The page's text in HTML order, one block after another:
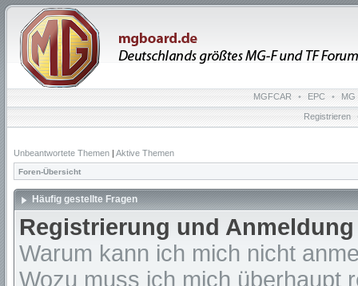
MGFCAR • EPC • MG
Registrieren
Unbeantwortete Themen | Aktive Themen
Foren-Übersicht
Häufig gestellte Fragen
Registrierung und Anmeldung
Warum kann ich mich nicht
Wozu muss ich mich überhaupt